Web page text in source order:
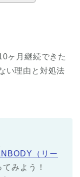
ヶ月継続できた
い理由と対処法
（リー
みよう！